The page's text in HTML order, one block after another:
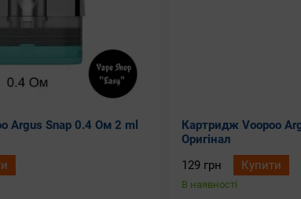
Argus Snap 0.4 Ом 2 ml
Картридж Voopoo
Оригінал
129 грн
Купити
В наявності